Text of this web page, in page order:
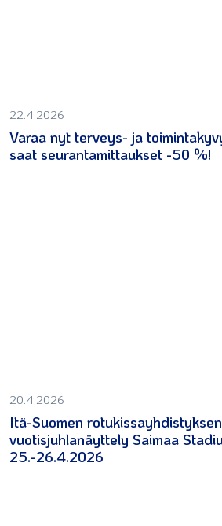
22.4.2026
Varaa nyt terveys- ja
saat seurantamittaukset -50 %!
20.4.2026
Itä-Suomen
vuotisjuhlanäyttely Saimaa
25.-26.4.2026